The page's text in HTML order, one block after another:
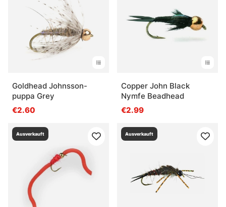
Goldhead Johnsson-
puppa Grey
€2.60
Copper John Black
Nymfe Beadhead
€2.99
Ausverkauft Ausverkauft